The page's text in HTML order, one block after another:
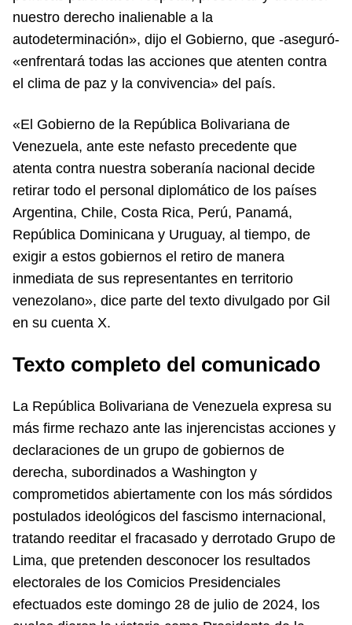
nuestro derecho inalienable a la
autodeterminación», dijo el Gobierno, que -aseguró-
«enfrentará todas las acciones que atenten contra
el clima de paz y la convivencia» del país.
«El Gobierno de la República Bolivariana de
Venezuela, ante este nefasto precedente que
atenta contra nuestra soberanía nacional decide
retirar todo el personal diplomático de los países
Argentina, Chile, Costa Rica, Perú, Panamá,
República Dominicana y Uruguay, al tiempo, de
exigir a estos gobiernos el retiro de manera
inmediata de sus representantes en territorio
venezolano», dice parte del texto divulgado por Gil
en su cuenta X.
Texto completo del comunicado
La República Bolivariana de Venezuela expresa su
más firme rechazo ante las injerencistas acciones y
declaraciones de un grupo de gobiernos de
derecha, subordinados a Washington y
comprometidos abiertamente con los más sórdidos
postulados ideológicos del fascismo internacional,
tratando reeditar el fracasado y derrotado Grupo de
Lima, que pretenden desconocer los resultados
electorales de los Comicios Presidenciales
efectuados este domingo 28 de julio de 2024, los